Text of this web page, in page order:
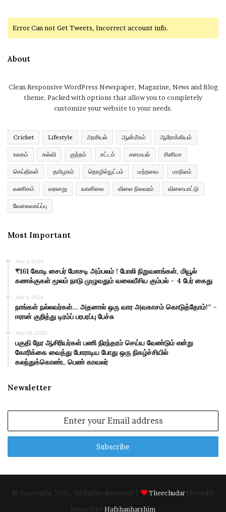
Error Can not Get Tweets, Incorrect account info.
About
Clean Responsive WordPress Newspaper, Magazine, News and Blog
theme. Packed with options that allow you to completely
customize your website to your needs.
Cricket Lifestyle அரசியல் ஆன்மீகம் ஆரோக்கியம்
உலகம் கல்வி குற்றம் சட்டம் சமையல் சினிமா
செய்திகள் தமிழகம் தொழில்நுட்பம் மற்றவை மாநிலம்
வணிகம் வரலாறு வானிலை விலை நிலவரம் விளையாட்டு
வேலைவாய்ப்பு
Most Important
July 4, 2026
₹161 கோடி சைபர் மோசடி அம்பலம் ! போலி நிறுவனங்கள், மியூல்
கணக்குகள் மூலம் நாடு முழுவதும் வலைவீசிய கும்பல் – 4 பேர் கைது
July 4, 2026
நாங்கள் நல்லவர்கள்… அதனால் ஒரு வார அவகாசம் கொடுத்தோம்!” –
ஈரான் குறித்து டிரம்ப் பரபரப்பு பேச்சு
July 18, 2025
பகுதி நேர ஆசிரியர்கள் பணி நிரந்தரம் செய்ய வேண்டும் என்று
கோரிக்கை வைத்து போராடிய போது ஒரு நிகழ்ச்சியில்
கலந்துக்கொண்ட பெண் காவலர்
Newsletter
Email
© Copyright 2026, All Rights Reserved | Theechudar | Proudly
Hosted by Hafshanharshim